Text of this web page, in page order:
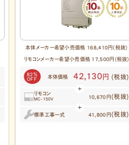
本体メーカー希望小売価格 153,000円(税抜)
リモコンメーカー希望小売価格 19,800円(税抜)
77％
OFF
本体価格 35,100 円 (税抜)
リモコン
MC-145V(A) 10,500円 (税抜)
標準工事一式 35,000円 (税抜)